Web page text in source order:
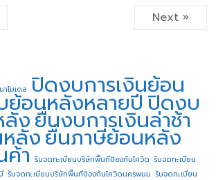
Next »
โมเดล ปิดงบการเงินย้อน
อนหลังหลายปี ปิดงบ
ลังยื่นงบการเงินล่าช้า
ลังยื่นภาษีย้อนหลัง
ค้า รับจดทะเบียนบริษัทพื้นทีป้องกันโควิด รับจดทะเบียน
รับจดทะเบียนบริษัทพื้นทีป้องกันโควิดนครพนม รับจดทะเบียน